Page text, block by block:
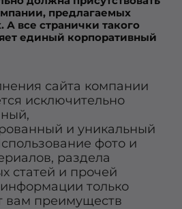
предлагаемых
А все странички такого
единый корпоративный
сайта компании
исключительно
и уникальный
фото и
раздела
статей и прочей
только
вам преимуществ